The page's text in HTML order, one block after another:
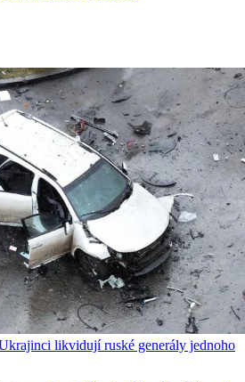
likvidují ruské generály jednoho